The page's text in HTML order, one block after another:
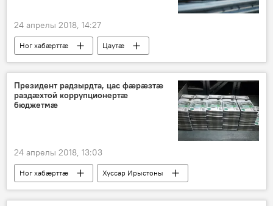
24 апрелы 2018, 14:27
Ног хабӕрттӕ
Цаутӕ
Хуссар Ирыстоны
Президент радзырдта, цас фæрæзтæ
раздæхтой коррупционертæ
бюджетмæ
24 апрелы 2018, 13:03
Ног хабӕрттӕ Хуссар Ирыстоны